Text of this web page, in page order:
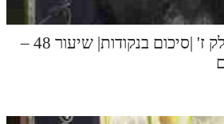
הדף היומי בתע"ס חלק ז' |סיכום בנקודות| שיעור 48 –